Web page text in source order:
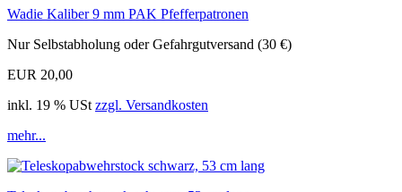
Wadie Kaliber 9 mm PAK Pfefferpatronen
Nur Selbstabholung oder Gefahrgutversand (30 €)
EUR 20,00
inkl. 19 % USt zzgl. Versandkosten
mehr...